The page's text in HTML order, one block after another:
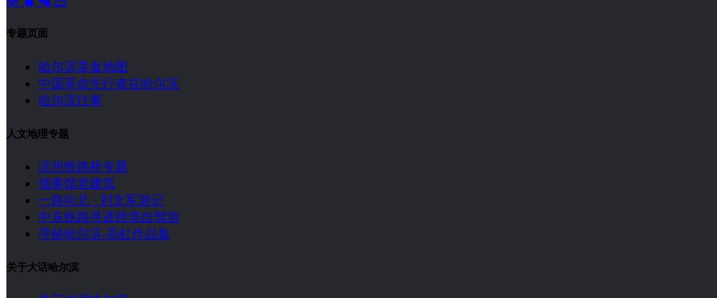
专题页面
哈尔滨美食地图
中国革命先行者在哈尔滨
哈尔滨往事
人文地理专题
滨州铁路桥专题
领事馆老建筑
一路向北 · 刘文军游记
中东铁路寻迹跨境自驾游
寻秘哈尔滨-高虹作品集
关于大话哈尔滨